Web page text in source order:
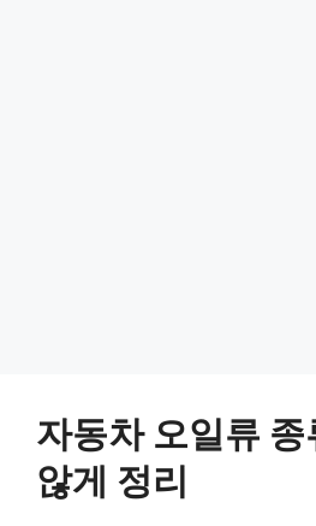
자동차 오일류
않게 정리